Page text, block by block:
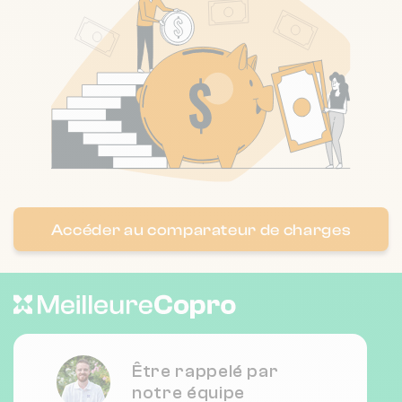
Nombre de lots : 34
132 r jean jaures 3200 Vichy
Nombre de lots : 10
9 r de metz 3200 Vichy
❯
Nombre de lots : 13
24 r de strasbourg 3200 Vichy
Chauffage individuel
Nombre de lots : 8
Accéder au comparateur de charges
Être rappelé par
notre équipe